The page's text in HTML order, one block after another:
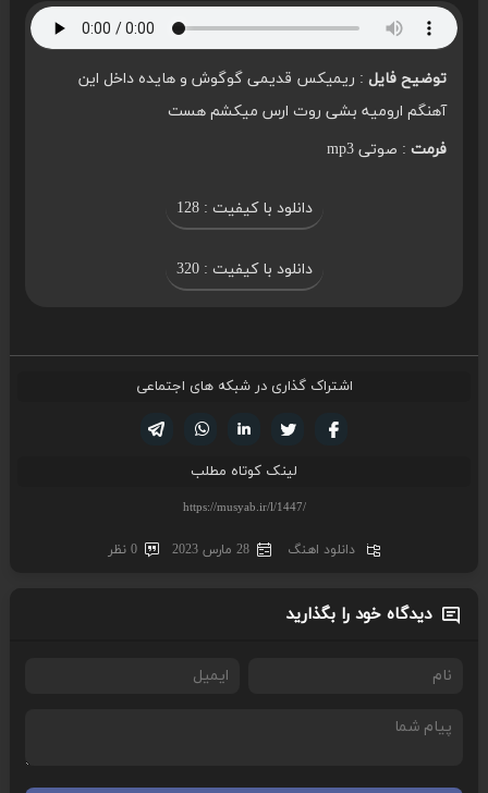
توضیح فایل: ریمیکس قدیمی گوگوش و هایده داخل این
آهنگم ارومیه بشی روت ارس میکشم هست
فرمت: صوتی mp3
دانلود با کیفیت : 128
دانلود با کیفیت : 320
اشتراک گذاری در شبکه های اجتماعی
لینکدین تویتر
فیسوک
لینک کوتاه مطلب
دانلود اهنگ 28 مارس 2023 0 نظر
دیدگاه خود را بگذارید